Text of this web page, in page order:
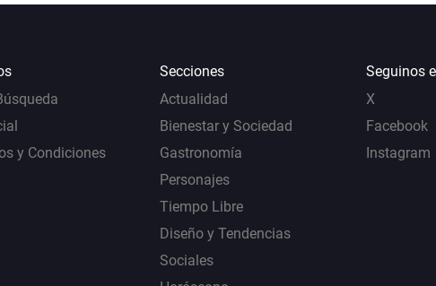
y Condiciones
Secciones
Actualidad
Bienestar y Sociedad
Gastronomía
Personajes
Tiempo Libre
Diseño y Tendencias
Sociales
Seguinos
X
Facebook
Instagram